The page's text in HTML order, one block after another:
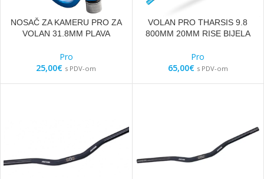
NOSAČ ZA KAMERU PRO ZA
VOLAN 31.8MM PLAVA
Pro
25,00€ s PDV-om
VOLAN PRO THARSIS 9.8
800MM 20MM RISE BIJELA
Pro
65,00€ s PDV-om